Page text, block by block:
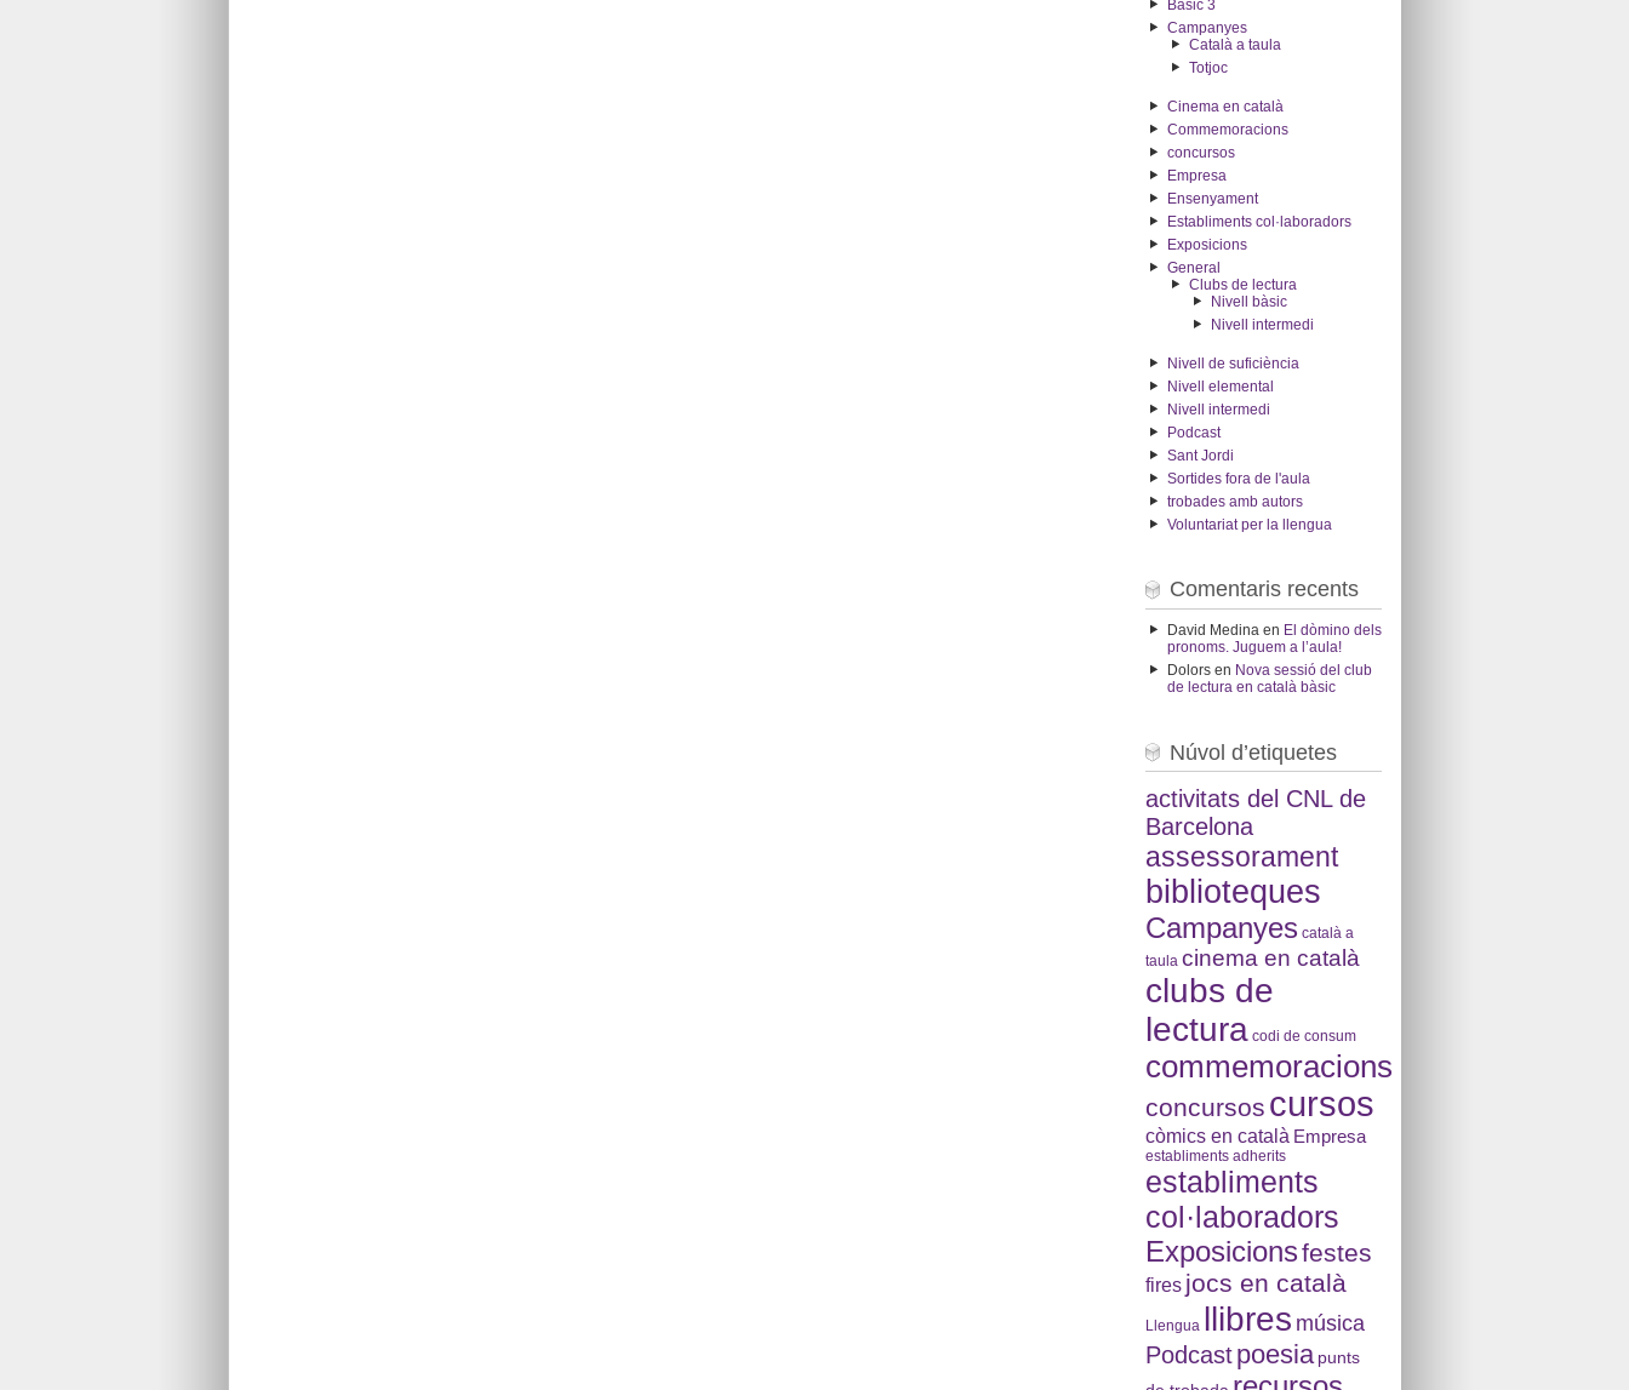
Bàsic 3
Campanyes
Català a taula
Totjoc
Cinema en català
Commemoracions
concursos
Empresa
Ensenyament
Establiments col·laboradors
Exposicions
General
Clubs de lectura
Nivell bàsic
Nivell intermedi
Nivell de suficiència
Nivell elemental
Nivell intermedi
Podcast
Sant Jordi
Sortides fora de l'aula
trobades amb autors
Voluntariat per la llengua
Comentaris recents
David Medinaen El dòmino dels
pronoms. Juguem a l’aula!
Dolorsen Nova sessió del club
de lectura en català bàsic
Núvol d’etiquetes
activitats del CNL de
Barcelona
assessorament
biblioteques
Campanyes català a
taula cinema en català
clubs de
lectura codi de consum
commemoracions
concursos cursos
còmics en català Empresa
establiments adherits
establiments
col·laboradors
Exposicionsfestes
fires jocs en català
Llengua llibres música
Podcast poesia punts